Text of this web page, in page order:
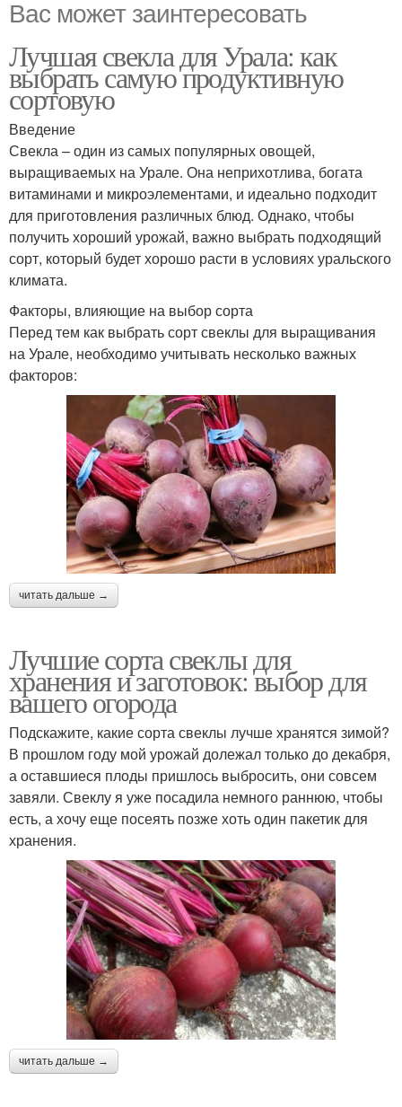
Вас может заинтересовать
Лучшая свекла для Урала: как
выбрать самую продуктивную
сортовую
Введение
Свекла – один из самых популярных овощей,
выращиваемых на Урале. Она неприхотлива, богата
витаминами и микроэлементами, и идеально подходит
для приготовления различных блюд. Однако, чтобы
получить хороший урожай, важно выбрать подходящий
сорт, который будет хорошо расти в условиях уральского
климата.
Факторы, влияющие на выбор сорта
Перед тем как выбрать сорт свеклы для выращивания
на Урале, необходимо учитывать несколько важных
факторов:
читать дальше →
Лучшие сорта свеклы для
хранения и заготовок: выбор для
вашего огорода
Подскажите, какие сорта свеклы лучше хранятся зимой?
В прошлом году мой урожай долежал только до декабря,
а оставшиеся плоды пришлось выбросить, они совсем
завяли. Свеклу я уже посадила немного раннюю, чтобы
есть, а хочу еще посеять позже хоть один пакетик для
хранения.
читать дальше →